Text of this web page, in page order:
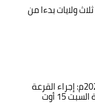
ولايات بدءا من
حج موسم 1448هـ/2027م: إجراء القرعة
15 أوت